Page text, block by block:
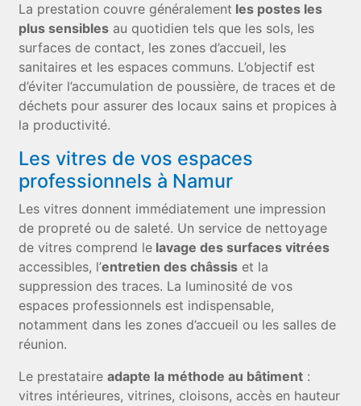
La prestation couvre généralement les postes les
plus sensibles au quotidien tels que les sols, les
surfaces de contact, les zones d’accueil, les
sanitaires et les espaces communs. L’objectif est
d’éviter l’accumulation de poussière, de traces et de
déchets pour assurer des locaux sains et propices à
la productivité.
Les vitres de vos espaces
professionnels à Namur
Les vitres donnent immédiatement une impression
de propreté ou de saleté. Un service de nettoyage
de vitres comprend le lavage des surfaces vitrées
accessibles, l’entretien des châssis et la
suppression des traces. La luminosité de vos
espaces professionnels est indispensable,
notamment dans les zones d’accueil ou les salles de
réunion.
Le prestataireadapte la méthode au bâtiment :
vitres intérieures, vitrines, cloisons, accès en hauteur